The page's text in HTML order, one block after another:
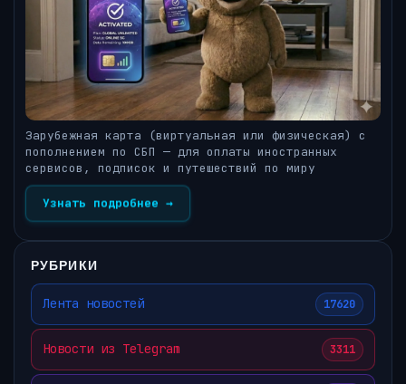
Зарубежная карта (виртуальная или физическая) с
пополнением по СБП — для оплаты иностранных
сервисов, подписок и путешествий по миру
Узнать подробнее →
РУБРИКИ
Лента новостей 17620
Новости из Telegram 3311